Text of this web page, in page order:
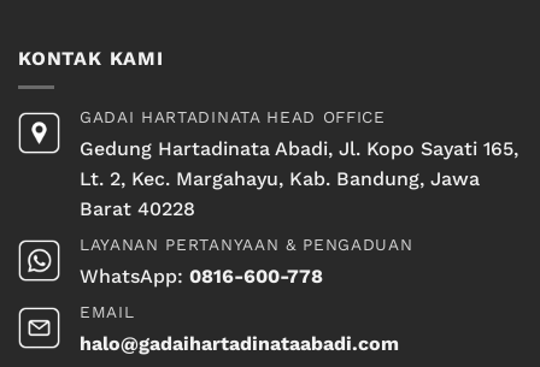
KONTAK KAMI
GADAI HARTADINATA HEAD OFFICE
Gedung Hartadinata Abadi, Jl. Kopo Sayati 165,
Lt. 2, Kec. Margahayu, Kab. Bandung, Jawa
Barat 40228
LAYANAN PERTANYAAN & PENGADUAN
WhatsApp: 0816-600-778
EMAIL
halo@gadaihartadinataabadi.com